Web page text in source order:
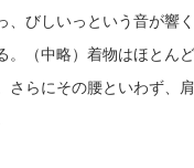
、びしいっという音が響
（中略）着物はほとんど
らにその腰といわず、肩